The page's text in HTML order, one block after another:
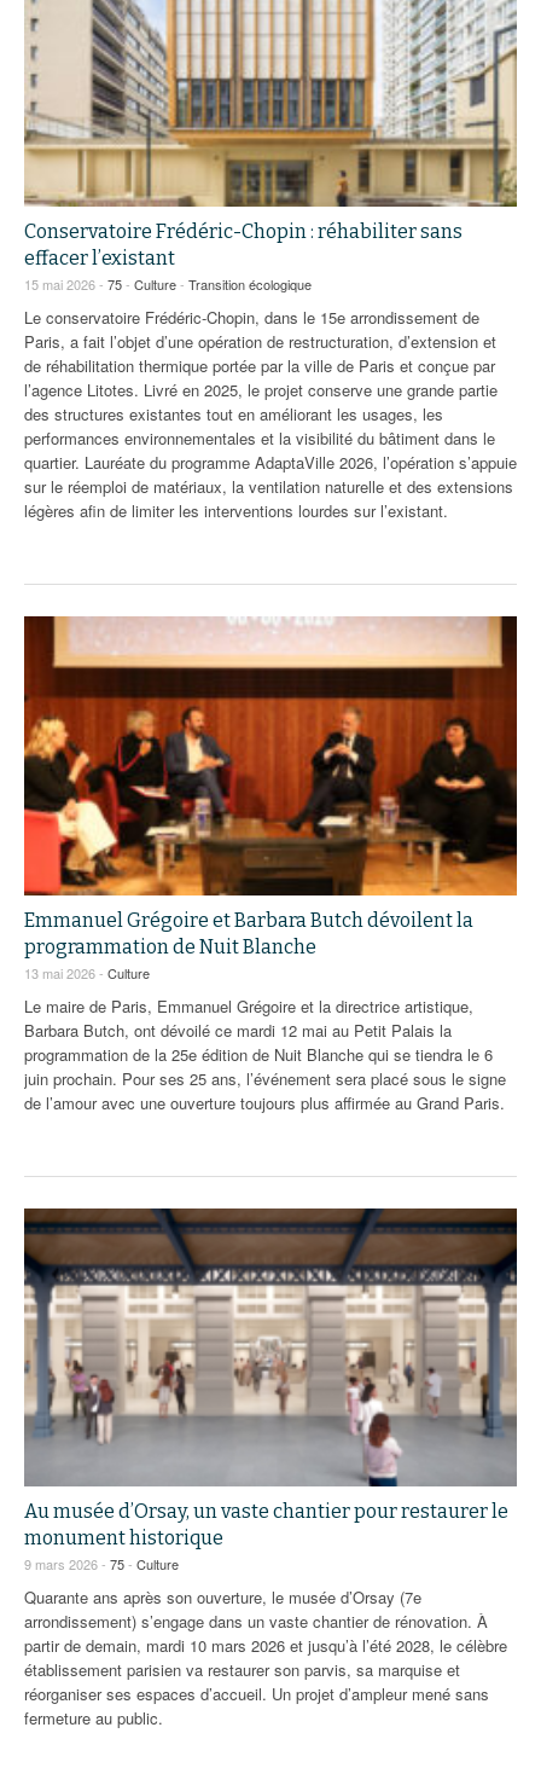
Conservatoire Frédéric-Chopin : réhabiliter sans
effacer l’existant
15 mai 2026 - 75- Culture- Transition écologique
Le conservatoire Frédéric-Chopin, dans le 15e arrondissement de
Paris, a fait l’objet d’une opération de restructuration, d’extension et
de réhabilitation thermique portée par la ville de Paris et conçue par
l’agence Litotes. Livré en 2025, le projet conserve une grande partie
des structures existantes tout en améliorant les usages, les
performances environnementales et la visibilité du bâtiment dans le
quartier. Lauréate du programme AdaptaVille 2026, l’opération s’appuie
sur le réemploi de matériaux, la ventilation naturelle et des extensions
légères afin de limiter les interventions lourdes sur l’existant.
Emmanuel Grégoire et Barbara Butch dévoilent la
programmation de Nuit Blanche
13 mai 2026 - Culture
Le maire de Paris, Emmanuel Grégoire et la directrice artistique,
Barbara Butch, ont dévoilé ce mardi 12 mai au Petit Palais la
programmation de la 25e édition de Nuit Blanche qui se tiendra le 6
juin prochain. Pour ses 25 ans, l’événement sera placé sous le signe
de l’amour avec une ouverture toujours plus affirmée au Grand Paris.
Au musée d’Orsay, un vaste chantier pour restaurer le
monument historique
9 mars 2026 - 75- Culture
Quarante ans après son ouverture, le musée d’Orsay (7e
arrondissement) s’engage dans un vaste chantier de rénovation. À
partir de demain, mardi 10 mars 2026 et jusqu’à l’été 2028, le célèbre
établissement parisien va restaurer son parvis, sa marquise et
réorganiser ses espaces d’accueil. Un projet d’ampleur mené sans
fermeture au public.